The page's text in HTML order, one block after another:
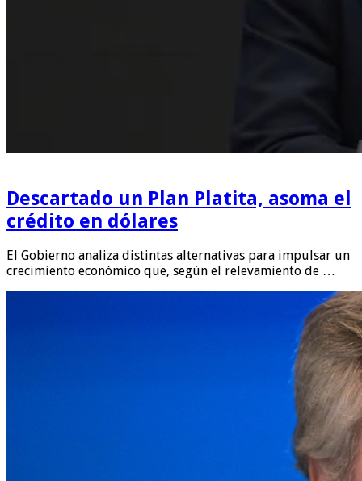
Descartado un Plan Platita, asoma el
crédito en dólares
El Gobierno analiza distintas alternativas para impulsar un
crecimiento económico que, según el relevamiento de …